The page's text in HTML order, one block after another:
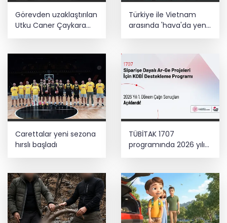
Görevden uzaklaştırılan
Utku Caner Çaykara
Türkiye ile Vietnam
arasında 'hava'da yeni
Carettalar yeni sezona
hırslı başladı
TÜBİTAK 1707
programında 2026 yılı